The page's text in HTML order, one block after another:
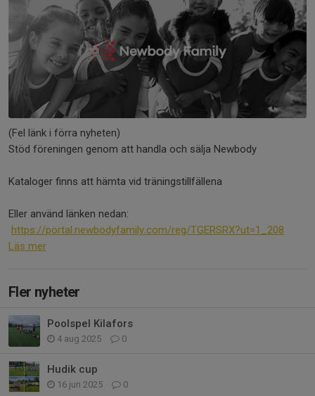
(Fel länk i förra nyheten)
Stöd föreningen genom att handla och sälja Newbody
Kataloger finns att hämta vid träningstillfällena
Eller använd länken nedan:
https://portal.newbodyfamily.com/reg/TGERSRX?ut=1_208
Läs mer
Fler nyheter
Poolspel Kilafors
4 aug 2025 0
Hudik cup
16 jun 2025 0